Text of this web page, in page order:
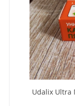
Udalix Ultra